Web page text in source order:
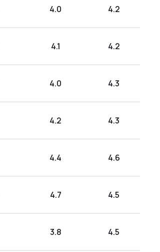
4.0 4.2
4.1 4.2
4.0 4.3
4.2 4.3
4.4 4.6
4.7 4.5
3.8 4.5